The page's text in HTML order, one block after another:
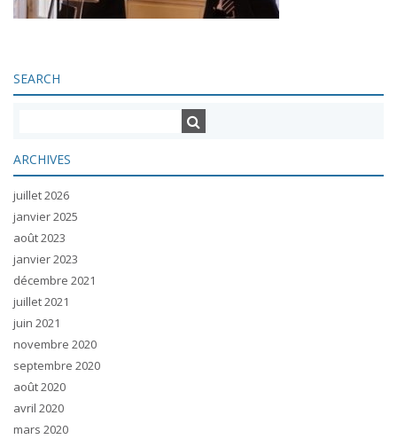
SEARCH
ARCHIVES
juillet 2026
janvier 2025
août 2023
janvier 2023
décembre 2021
juillet 2021
juin 2021
novembre 2020
septembre 2020
août 2020
avril 2020
mars 2020